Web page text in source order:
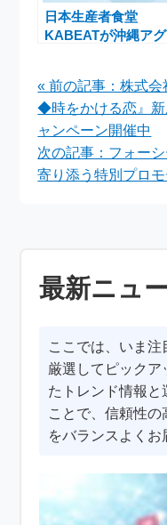
日本生産者食堂
KABEATが沖縄アグ
食文化発展を目指す
« 前の記事：株式
◆時をかける恋』新
ャンペーン開催中
次の記事：フォー
寄り添う特別プロ
最新ニュ
ここでは、いま
厳選してピックア
たトレンド情報と
ことで、信頼性
をバランスよくお